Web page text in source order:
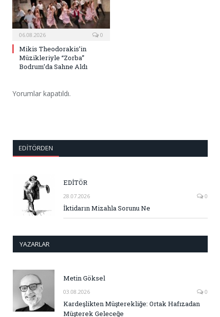
06.08.2026 0
Mikis Theodorakis’in
Müzikleriyle “Zorba”
Bodrum’da Sahne Aldı
Yorumlar kapatıldı.
EDITÖRDEN
EDİTÖR
28.07.2026 0
İktidarın Mizahla Sorunu Ne
YAZARLAR
Metin Göksel
03.08.2026 0
Kardeşlikten Müşterekliğe: Ortak Hafızadan
Müşterek Geleceğe